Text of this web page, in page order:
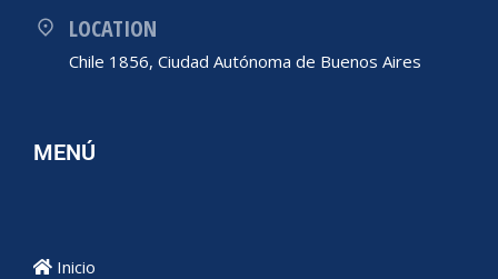
LOCATION
Chile 1856, Ciudad Autónoma de Buenos Aires
MENÚ
Inicio